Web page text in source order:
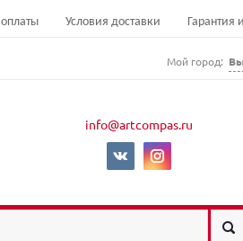
Условия доставки Гарантия
Мой город:
info@artcompas.ru